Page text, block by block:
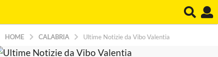
HOME CALABRIA Ultime Notizie da Vibo Valentia